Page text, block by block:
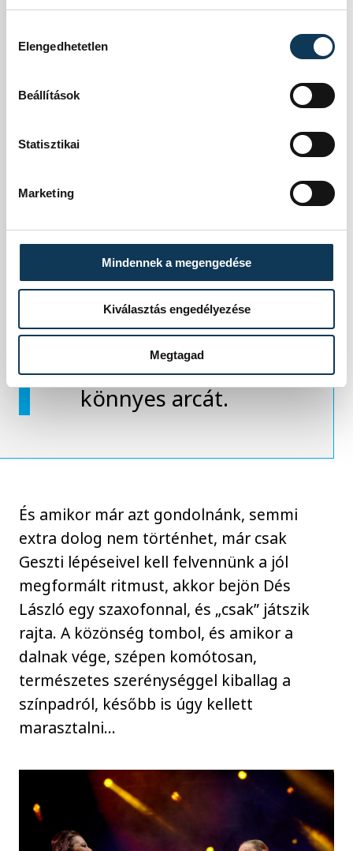
Elengedhetetlen
Beállítások
Statisztikai
Marketing
Mindennek a megengedése
Kiválasztás engedélyezése
Megtagad
sztorik, emberi
sorsok –
kellően jó
dramaturgiai
érzékkel nyerik
vissza a közönség
pörgős, már nem
könnyes arcát.
És amikor már azt gondolnánk, semmi
extra dolog nem történhet, már csak
Geszti lépéseivel kell felvennünk a jól
megformált ritmust, akkor bejön Dés
László egy szaxofonnal, és „csak” játszik
rajta. A közönség tombol, és amikor a
dalnak vége, szépen komótosan,
természetes szerénységgel kiballag a
színpadról, később is úgy kellett
marasztalni…